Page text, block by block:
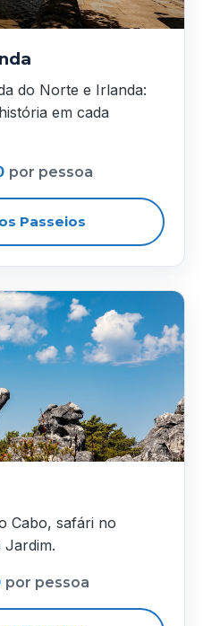
do Norte e Irlanda:
em cada
por pessoa
Passeios
Cabo, safári no
Jardim.
por pessoa